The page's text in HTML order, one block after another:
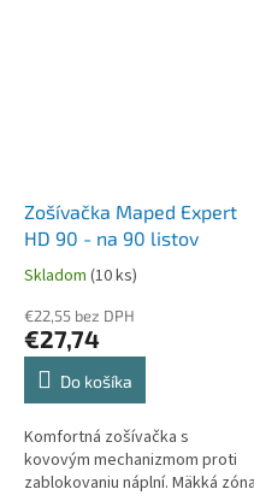
Zošívačka Maped Expert
HD 90 - na 90 listov
Skladom (10 ks)
€22,55 bez DPH
€27,74
Do košíka
Komfortná zošívačka s
kovovým mechanizmom proti
zablokovaniu náplní. Mäkká zóna